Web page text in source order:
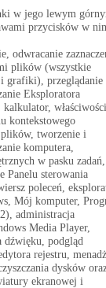
w jego lewym
przycisków w
odwracanie
plików (wszystkie
grafiki), przeglądanie
Eksploratora
właściwości
kontekstowego
plików, tworzenie i
komputera,
w pasku zadań,
Panelu sterowania
poleceń,
Mój komputer,
administracja
Media Player,
dźwięku, podgląd
rejestru,
dysków
ekranowej i